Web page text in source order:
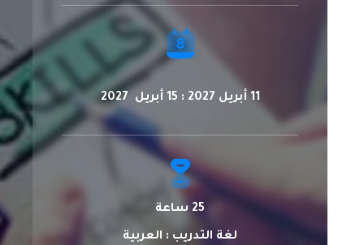
11 أبريل 2027 : 15 أبريل 2027
25 ساعة
لغة التدريب : العربية